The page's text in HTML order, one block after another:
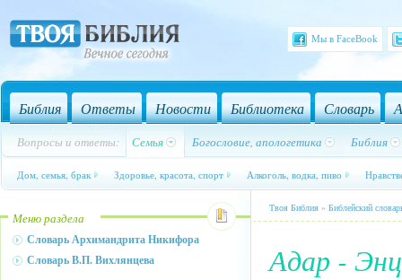
Мы в FaceBook
Библия Ответы Новости Библиотека Словарь
Вопросы и ответы: Семья Богословие, апологетика Библия
Дом, семья, брак Здоровье, красота, спорт Алкоголь, водка, пиво
Меню раздела
Словарь Архимандрита Никифора
Словарь В.П. Вихлянцева
Твоя Библия » Библейский
Адар -